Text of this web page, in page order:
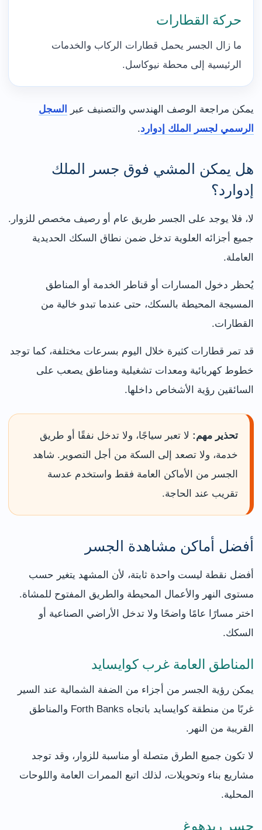
حركة القطارات
ما زال الجسر يحمل قطارات الركاب والخدمات
الرئيسية إلى محطة نيوكاسل.
يمكن مراجعة الوصف الهندسي والتصنيف عبر
السجل
الرسمي لجسر الملك إدوارد.
هل يمكن المشي فوق جسر الملك
إدوارد؟
لا، فلا يوجد على الجسر طريق عام أو رصيف مخصص للزوار.
جميع أجزائه العلوية تدخل ضمن نطاق السكك الحديدية
العاملة.
يُحظر دخول المسارات أو قناطر الخدمة أو المناطق
المسيجة المحيطة بالسكك، حتى عندما تبدو خالية من
القطارات.
قد تمر قطارات كثيرة خلال اليوم بسرعات مختلفة، كما توجد
خطوط كهربائية ومعدات تشغيلية ومناطق يصعب على
السائقين رؤية الأشخاص داخلها.
تحذير مهم: لا تعبر سياجًا، ولا تدخل نفقًا أو طريق
خدمة، ولا تصعد إلى السكة من أجل التصوير. شاهد
الجسر من الأماكن العامة فقط واستخدم عدسة
تقريب عند الحاجة.
أفضل أماكن مشاهدة الجسر
أفضل نقطة ليست واحدة ثابتة، لأن المشهد يتغير حسب
مستوى النهر والأعمال المحيطة والطريق المفتوح للمشاة.
اختر مسارًا عامًا واضحًا ولا تدخل الأراضي الصناعية أو
السكك.
المناطق العامة غرب كوايسايد
يمكن رؤية الجسر من أجزاء من الضفة الشمالية عند السير
غربًا من منطقة كوايسايد باتجاه Forth Banks والمناطق
القريبة من النهر.
لا تكون جميع الطرق متصلة أو مناسبة للزوار، وقد توجد
مشاريع بناء وتحويلات، لذلك اتبع الممرات العامة واللوحات
المحلية.
جسر ريدهوغ